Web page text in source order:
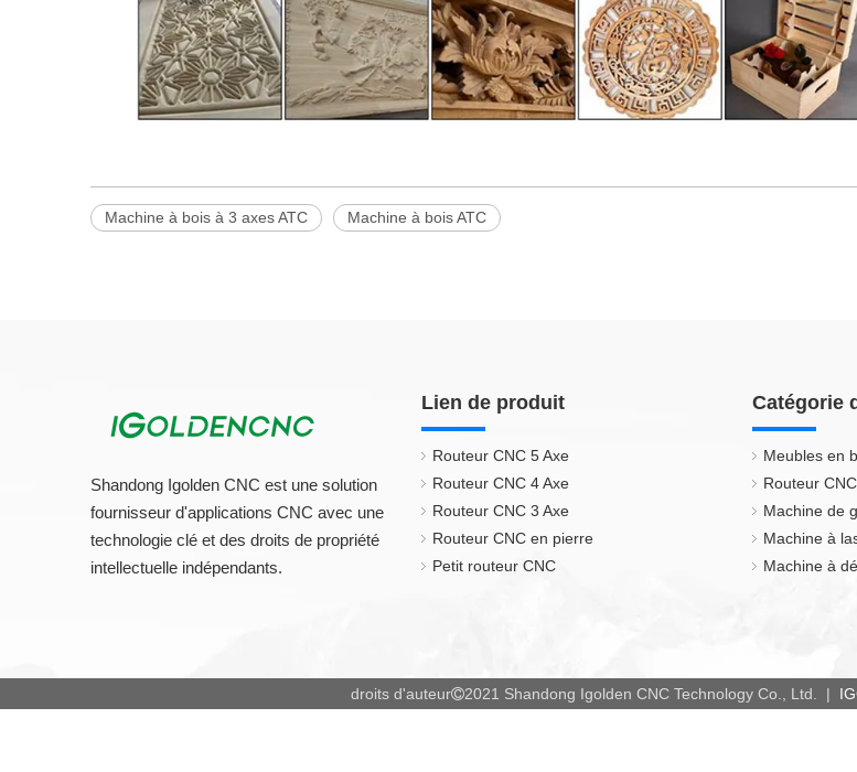
Machine à bois à 3 axes ATC Machine à bois ATC
Shandong Igolden CNC est une solution
fournisseur d'applications CNC avec une
technologie clé et des droits de propriété
intellectuelle indépendants.
Lien de produit
Routeur CNC 5 Axe
Routeur CNC 4 Axe
Routeur CNC 3 Axe
Routeur CNC en pierre
Petit routeur CNC
Catégorie
Meubles en
Routeur
Machine de
Machine à
Machine à
droits d'auteur2021 Shandong Igolden CNC Technology Co., Ltd. |